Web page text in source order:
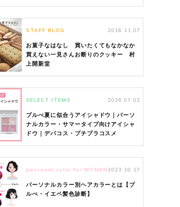
STAFF BLOG 2016.11.07
お菓子なはなし 買いたくてもなかなか
買えない一見さんお断りのクッキー 村
上開新堂
SELECT ITEMS 2026.07.02
ブルべ夏に似合うアイシャドウ｜パーソ
ナルカラー・サマータイプ向けアイシャ
ドウ｜デパコス・プチプラコスメ
personal color for WOMEN2023.10.17
パーソナルカラー別ヘアカラーとは【ブ
ルべ・イエベ髪色診断】